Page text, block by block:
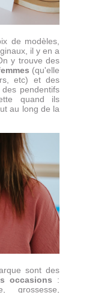
de modèles,
il y en a
y trouve des
(qu'elle
etc) et des
pendentifs
quand ils
au long de la
sont des
occasions :
grossesse,